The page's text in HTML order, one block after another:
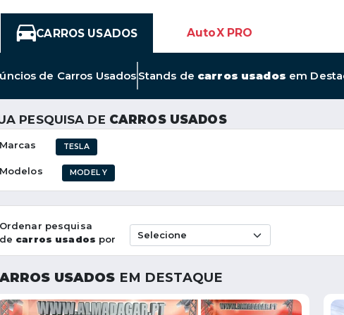
CARROS USADOS AutoX PRO
de Carros UsadosLink
para
Novos
Anúncios
de
Stands de carros usados em
PESQUISA DE CARROS USADOS
Marcas TESLA
Modelos MODEL Y
Ordenar pesquisa
de carros usados por
USADOS EM DESTAQUE